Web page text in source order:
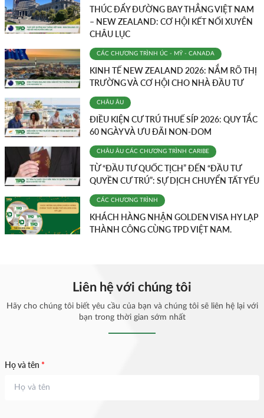
THÚC ĐẨY ĐƯỜNG BAY THẲNG VIỆT NAM
– NEW ZEALAND: CƠ HỘI KẾT NỐI XUYÊN
CHÂU LỤC
CÁC CHƯƠNG TRÌNH ÚC - MỸ - CANADA
KINH TẾ NEW ZEALAND 2026: NẮM RÕ THỊ
TRƯỜNG VÀ CƠ HỘI CHO NHÀ ĐẦU TƯ
CHÂU ÂU
ĐIỀU KIỆN CƯ TRÚ THUẾ SÍP 2026: QUY TẮC
60 NGÀY VÀ ƯU ĐÃI NON-DOM
CHÂU ÂU CÁC CHƯƠNG TRÌNH CARIBE
TỪ “ĐẦU TƯ QUỐC TỊCH” ĐẾN “ĐẦU TƯ
QUYỀN CƯ TRÚ”: SỰ DỊCH CHUYỂN TẤT YẾU
CÁC CHƯƠNG TRÌNH
KHÁCH HÀNG NHẬN GOLDEN VISA HY LẠP
THÀNH CÔNG CÙNG TPD VIỆT NAM.
Liên hệ với chúng tôi
Hãy cho chúng tôi biết yêu cầu của bạn và chúng tôi sẽ liên hệ lại với
bạn trong thời gian sớm nhất
Họ và tên *